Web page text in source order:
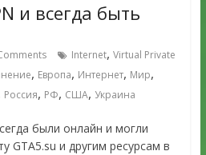
и всегда быть
Internet, Virtual Private
, Европа, Интернет, Мир,
Россия, РФ, США, Украина
были онлайн и могли
GTA5.su и другим ресурсам в